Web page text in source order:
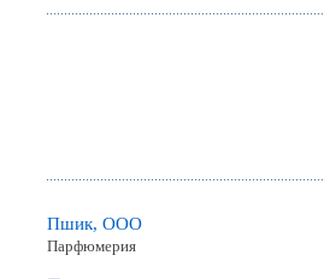
Пшик, ООО
Парфюмерия